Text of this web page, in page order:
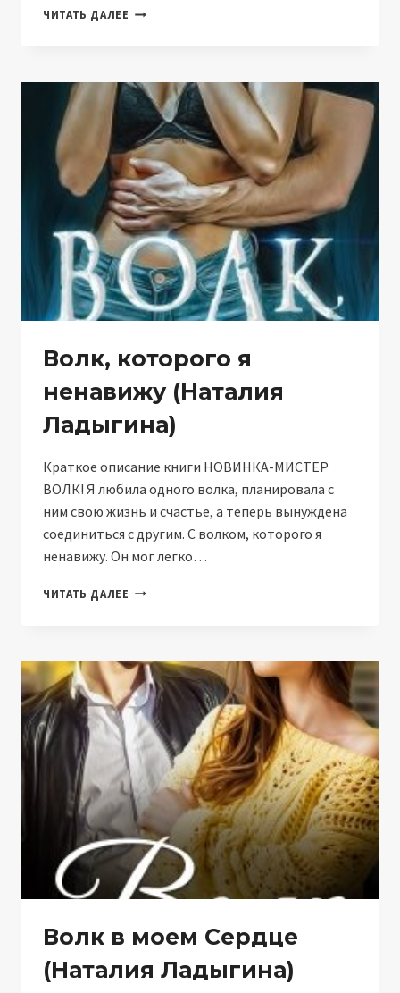
ЧИТАТЬ ДАЛЕЕ КРАСИВЫЙ,
ЛАДЫГИНА)
Волк, которого я
ненавижу (Наталия
Ладыгина)
Краткое описание книги НОВИНКА-МИСТЕР
ВОЛК! Я любила одного волка, планировала с
ним свою жизнь и счастье, а теперь вынуждена
соединиться с другим. С волком, которого я
ненавижу. Он мог легко…
ЧИТАТЬ ДАЛЕЕ ВОЛК,
(НАТАЛИЯ
ЛАДЫГИНА)
Волк в моем Сердце
(Наталия Ладыгина)